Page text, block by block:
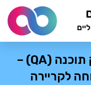
מדריך מקיף: קורס בודק תוכנה (QA) –
לקריירה